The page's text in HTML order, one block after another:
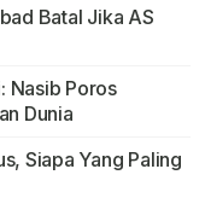
Batal Jika AS
Nasib Poros
Dunia
Siapa Yang Paling